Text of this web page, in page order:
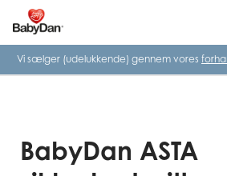
Vi sælger (udelukkende) gennem vores
BabyDan ASTA